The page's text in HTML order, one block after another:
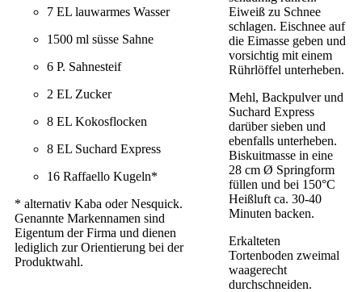
7 EL lauwarmes Wasser
1500 ml süsse Sahne
6 P. Sahnesteif
2 EL Zucker
8 EL Kokosflocken
8 EL Suchard Express
16 Raffaello Kugeln*
* alternativ Kaba oder Nesquick.
Genannte Markennamen sind
Eigentum der Firma und dienen
lediglich zur Orientierung bei der
Produktwahl.
Eiweiß zu Schnee
schlagen. Eischnee auf
die Eimasse geben und
vorsichtig mit einem
Rührlöffel unterheben.
Mehl, Backpulver und
Suchard Express
darüber sieben und
ebenfalls unterheben.
Biskuitmasse in eine
28 cm Ø Springform
füllen und bei 150°C
Heißluft ca. 30-40
Minuten backen.
Erkalteten
Tortenboden zweimal
waagerecht
durchschneiden.